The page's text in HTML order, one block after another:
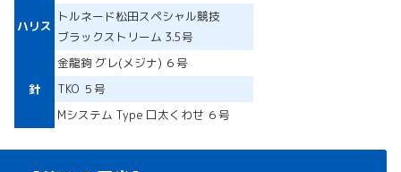
ハリス
トルネード松田スペシャル競技
ブラックストリーム 3.5号
針
金龍鉤 グレ(メジナ) ６号
TKO ５号
Mシステム Type 口太くわせ ６号